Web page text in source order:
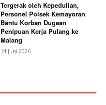
Tergerak oleh Kepedulian,
Personel Polsek Kemayoran
Bantu Korban Dugaan
Penipuan Kerja Pulang ke
Malang
14 Juni 2026